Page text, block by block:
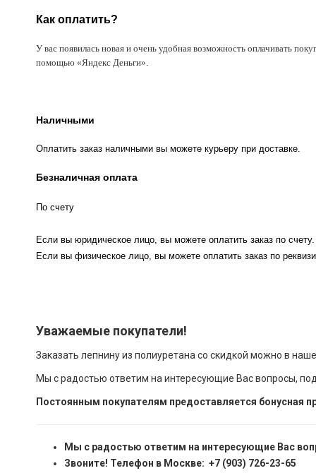
Как оплатить?
У вас появилась новая и очень удобная возможность оплачивать
помощью «Яндекс Деньги».
Наличными
Оплатить заказ наличными вы можете курьеру при доставке.
Безналичная оплата
По счету
Если вы юридическое лицо, вы можете оплатить заказ по счету.
Если вы физическое лицо, вы можете оплатить заказ по
Уважаемые покупатели!
Заказать лепнину из полиуретана со скидкой можно в
Мы с радостью ответим на интересующие Вас вопросы,
Постоянным покупателям предоставляется бонусная
Мы с радостью ответим на интересующие Вас
Звоните! Телефон в Москве: +7 (903) 726-23-65